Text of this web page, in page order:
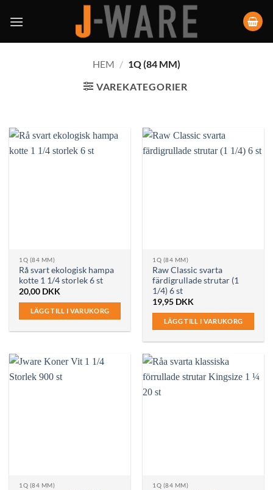
HEM / 1Q (84 MM)
VAREKATEGORIER
1Q (84 MM)
Rå svart ekologisk hampa
kotte 1 1/4 storlek 6 st
20,00 DKK
LÄGG TILL I VARUKORG
1Q (84 MM)
Raw Classic svarta
färdigrullade strutar (1
1/4) 6 st
19,95 DKK
LÄGG TILL I VARUKORG
1Q (84 MM) 1Q (84 MM)